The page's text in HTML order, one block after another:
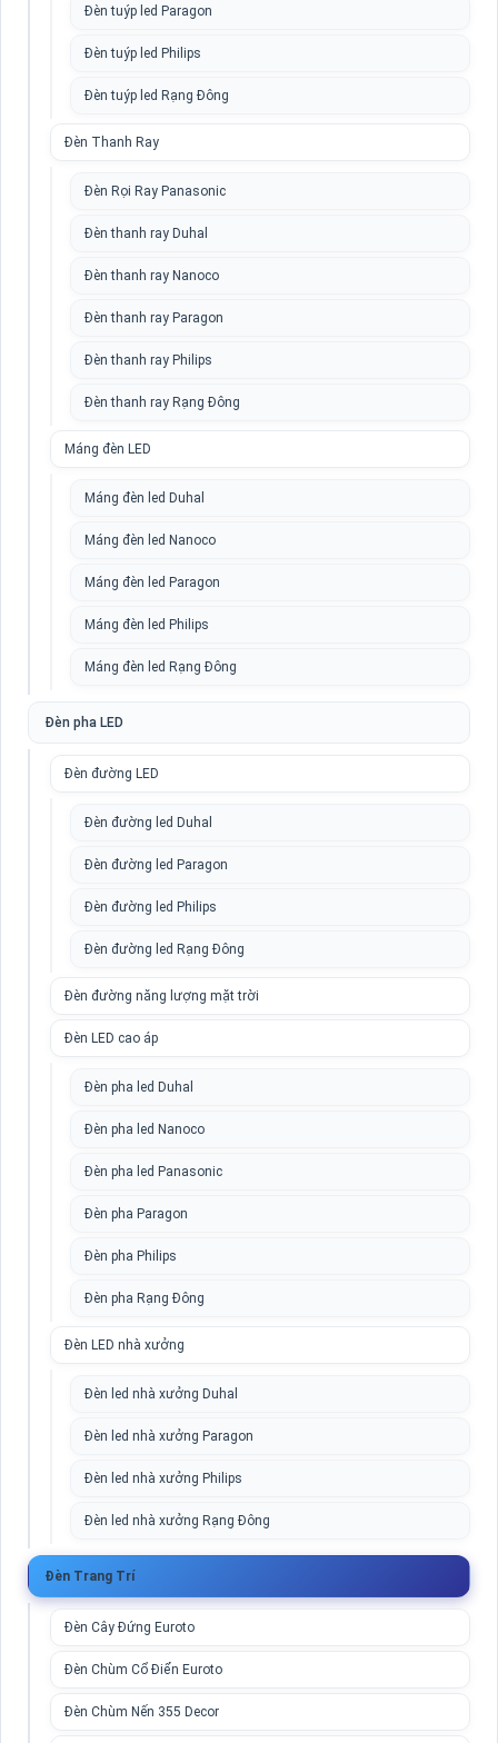
Đèn tuýp led Paragon
Đèn tuýp led Philips
Đèn tuýp led Rạng Đông
Đèn Thanh Ray
Đèn Rọi Ray Panasonic
Đèn thanh ray Duhal
Đèn thanh ray Nanoco
Đèn thanh ray Paragon
Đèn thanh ray Philips
Đèn thanh ray Rạng Đông
Máng đèn LED
Máng đèn led Duhal
Máng đèn led Nanoco
Máng đèn led Paragon
Máng đèn led Philips
Máng đèn led Rạng Đông
Đèn pha LED
Đèn đường LED
Đèn đường led Duhal
Đèn đường led Paragon
Đèn đường led Philips
Đèn đường led Rạng Đông
Đèn đường năng lượng mặt trời
Đèn LED cao áp
Đèn pha led Duhal
Đèn pha led Nanoco
Đèn pha led Panasonic
Đèn pha Paragon
Đèn pha Philips
Đèn pha Rạng Đông
Đèn LED nhà xưởng
Đèn led nhà xưởng Duhal
Đèn led nhà xưởng Paragon
Đèn led nhà xưởng Philips
Đèn led nhà xưởng Rạng Đông
Đèn Trang Trí
Đèn Cây Đứng Euroto
Đèn Chùm Cổ Điển Euroto
Đèn Chùm Nến 355 Decor